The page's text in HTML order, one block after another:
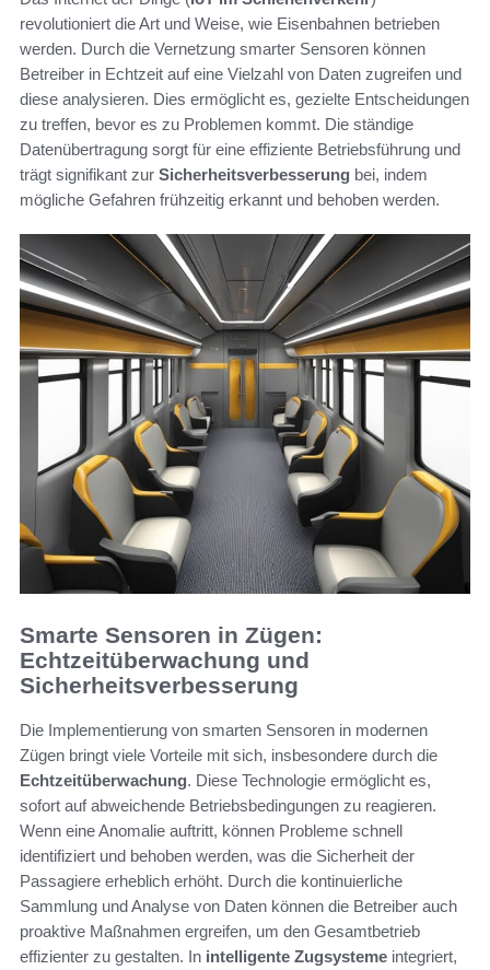
revolutioniert die Art und Weise, wie Eisenbahnen betrieben
werden. Durch die Vernetzung smarter Sensoren können
Betreiber in Echtzeit auf eine Vielzahl von Daten zugreifen und
diese analysieren. Dies ermöglicht es, gezielte Entscheidungen
zu treffen, bevor es zu Problemen kommt. Die ständige
Datenübertragung sorgt für eine effiziente Betriebsführung und
trägt signifikant zur Sicherheitsverbesserung bei, indem
mögliche Gefahren frühzeitig erkannt und behoben werden.
Smarte Sensoren in Zügen:
Echtzeitüberwachung und
Sicherheitsverbesserung
Die Implementierung von smarten Sensoren in modernen
Zügen bringt viele Vorteile mit sich, insbesondere durch die
Echtzeitüberwachung. Diese Technologie ermöglicht es,
sofort auf abweichende Betriebsbedingungen zu reagieren.
Wenn eine Anomalie auftritt, können Probleme schnell
identifiziert und behoben werden, was die Sicherheit der
Passagiere erheblich erhöht. Durch die kontinuierliche
Sammlung und Analyse von Daten können die Betreiber auch
proaktive Maßnahmen ergreifen, um den Gesamtbetrieb
effizienter zu gestalten. In intelligente Zugsysteme integriert,